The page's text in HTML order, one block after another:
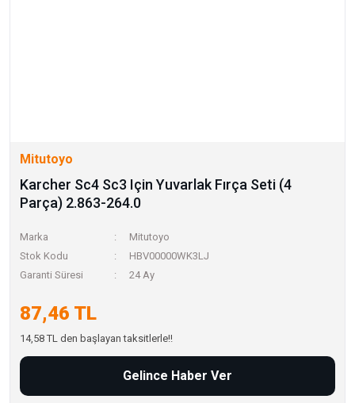
Mitutoyo
Karcher Sc4 Sc3 Için Yuvarlak Fırça Seti (4
Parça) 2.863-264.0
Marka
Mitutoyo
Stok Kodu
HBV00000WK3LJ
Garanti Süresi
24 Ay
87,46 TL
14,58 TL den başlayan taksitlerle!!
Gelince Haber Ver